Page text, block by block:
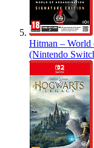
Hitman – World
(Nintendo